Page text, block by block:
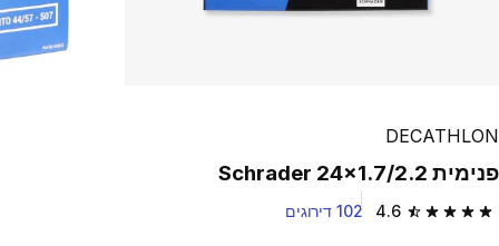
DECATHLON
פנימית Schrader 24x1.7/2.2
4.6 4.6 out of 5 stars from 102 reviews 102 דירוגים